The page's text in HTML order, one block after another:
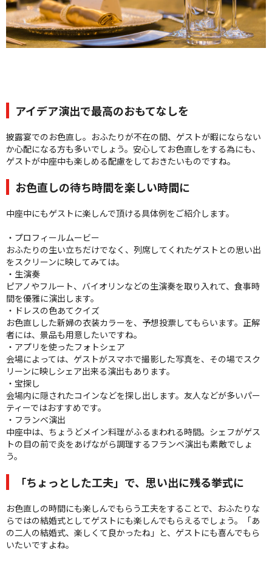
カタログ請求
06-7777-7370
お問い合わせ|プライバシーポリシー
アイデア演出で最高のおもてなしを
披露宴でのお色直し。おふたりが不在の間、ゲストが暇にならない
か心配になる方も多いでしょう。安心してお色直しをする為にも、
ゲストが中座中も楽しめる配慮をしておきたいものですね。
お色直しの待ち時間を楽しい時間に
中座中にもゲストに楽しんで頂ける具体例をご紹介します。
・プロフィールムービー
おふたりの生い立ちだけでなく、列席してくれたゲストとの思い出
をスクリーンに映してみては。
・生演奏
ピアノやフルート、バイオリンなどの生演奏を取り入れて、食事時
間を優雅に演出します。
・ドレスの色あてクイズ
お色直しした新婦の衣装カラーを、予想投票してもらいます。正解
者には、景品も用意したいですね。
・アプリを使ったフォトシェア
会場によっては、ゲストがスマホで撮影した写真を、その場でスク
リーンに映しシェア出来る演出もあります。
・宝探し
会場内に隠されたコインなどを探し出します。友人などが多いパー
ティーではおすすめです。
・フランベ演出
中座中は、ちょうどメイン料理がふるまわれる時間。シェフがゲス
トの目の前で炎をあげながら調理するフランベ演出も素敵でしょ
う。
「ちょっとした工夫」で、思い出に残る挙式に
お色直しの時間にも楽しんでもらう工夫をすることで、おふたりな
らではの結婚式としてゲストにも楽しんでもらえるでしょう。「あ
の二人の結婚式、楽しくて良かったね」と、ゲストにも喜んでもら
いたいですよね。